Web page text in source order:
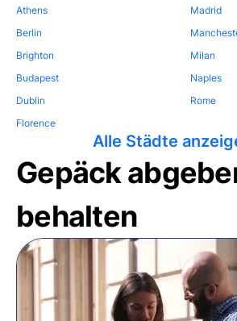
Athens
Berlin
Brighton
Budapest
Dublin
Florence
Madrid
Milan
Naples
Rome
Alle Städte
Gepäck
behalten